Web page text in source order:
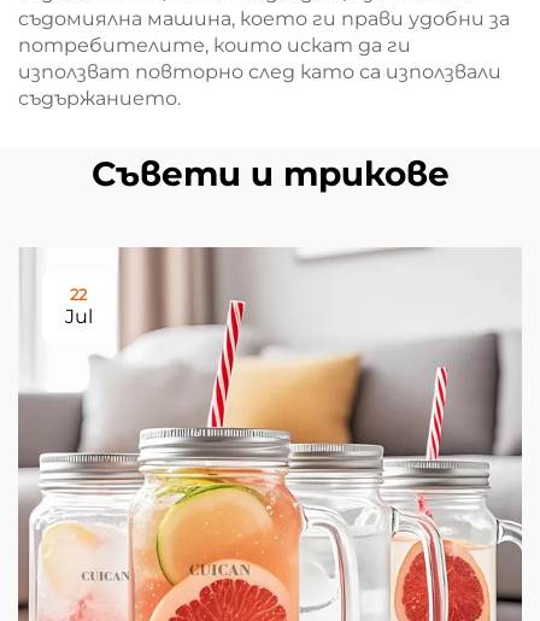
съдомиялна машина, което ги прави удобни за
потребителите, които искат да ги
използват повторно след като са използвали
съдържанието.
Съвети и трикове
22
Jul